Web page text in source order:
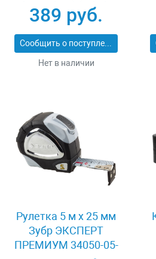
11277-L
389 руб.
Сообщить о поступлении
Нет в наличии
Рулетка 5 м x 25 мм
Зубр ЭКСПЕРТ
ПРЕМИУМ 34050-05-